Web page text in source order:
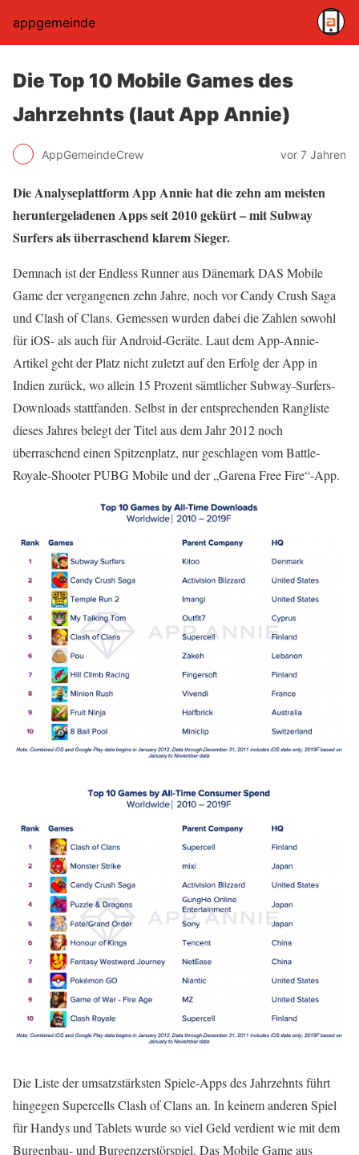
appgemeinde
Die Top 10 Mobile Games des
Jahrzehnts (laut App Annie)
AppGemeindeCrew vor 7 Jahren
Die Analyseplattform App Annie hat die zehn am meisten
heruntergeladenen Apps seit 2010 gekürt – mit Subway
Surfers als überraschend klarem Sieger.
Demnach ist der Endless Runner aus Dänemark DAS Mobile
Game der vergangenen zehn Jahre, noch vor Candy Crush Saga
und Clash of Clans. Gemessen wurden dabei die Zahlen sowohl
für iOS- als auch für Android-Geräte. Laut dem App-Annie-
Artikel geht der Platz nicht zuletzt auf den Erfolg der App in
Indien zurück, wo allein 15 Prozent sämtlicher Subway-Surfers-
Downloads stattfanden. Selbst in der entsprechenden Rangliste
dieses Jahres belegt der Titel aus dem Jahr 2012 noch
überraschend einen Spitzenplatz, nur geschlagen vom Battle-
Royale-Shooter PUBG Mobile und der „Garena Free Fire“-App.
Die Liste der umsatzstärksten Spiele-Apps des Jahrzehnts führt
hingegen Supercells Clash of Clans an. In keinem anderen Spiel
für Handys und Tablets wurde so viel Geld verdient wie mit dem
Burgenbau- und Burgenzerstörspiel. Das Mobile Game aus